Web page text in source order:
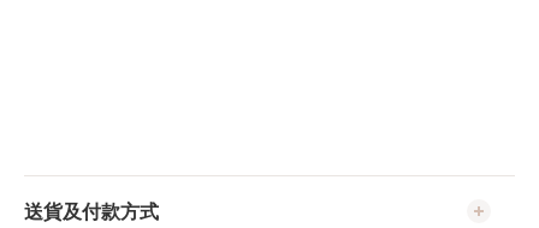
送貨及付款方式